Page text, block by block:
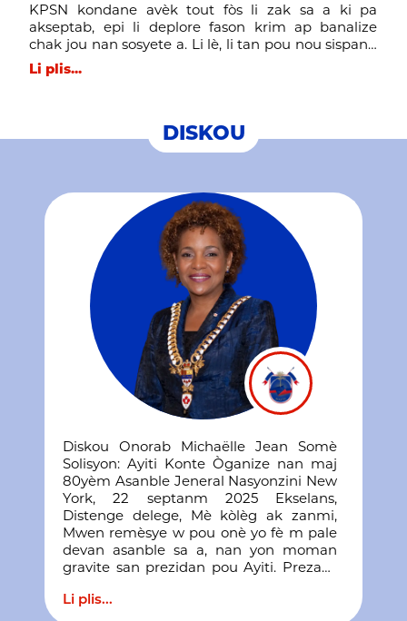
KPSN kondane avèk tout fòs li zak sa a ki pa
akseptab, epi li deplore fason krim ap banalize
chak jou nan sosyete a. Li lè, li tan pou nou sispann
spiray mechanste sa a ki ap ravaje fondasyon
nasyon an epi kraze espwa tout yon pèp.
konsyans nasyonal la : chak sitwayen, enstitisyon
yo, epi tout fòs viv peyi a, pou nou leve yon fason
Ayiti pap janm ka leve kanpe si y ap detwi espas
aprantisaj li yo. San edikasyon, pap gen ni
refondasyon, ni estabilite, ni avni.
KPSN bese tèt li avèk respè devan memwa Me
Junior Chérelus epi li reafime angajman li pou l
kontinye travay avèk detèminasyon pou yon Ayiti ki
chita sou respè lavi, konesans ak libète.
Li plis...
DISKOU
Diskou Onorab Michaëlle Jean Somè
Solisyon: Ayiti Konte Òganize nan maj
80yèm Asanble Jeneral Nasyonzini New
York, 22 septanm 2025 Ekselans,
Distenge delege, Mè kòlèg ak zanmi,
Mwen remèsye w pou onè yo fè m pale
devan asanble sa a, nan yon moman
gravite san prezidan pou Ayiti. Prezans
pou yon pèp ki te kontribye vanyan nan
Li plis...